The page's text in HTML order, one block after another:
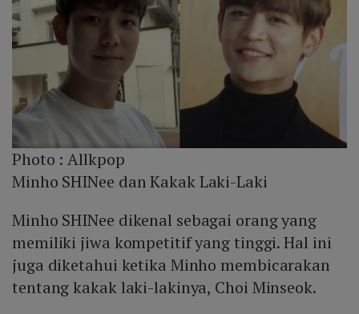
Photo :Allkpop
Minho SHINee dan Kakak Laki-Laki
Minho SHINee dikenal sebagai orang yang
memiliki jiwa kompetitif yang tinggi. Hal ini
juga diketahui ketika Minho membicarakan
tentang kakak laki-lakinya, Choi Minseok.